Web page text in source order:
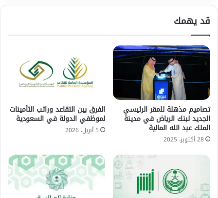
قد يهمك
تصاميم مذهلة للمقر الرئيسي
الجديد لبنك الرياض في مدينة
الملك عبد الله المالية
28 أكتوبر، 2025
الفرق بين التقاعد وراتب التأمينات
لموظفي الدولة في السعودية
5 أبريل، 2026